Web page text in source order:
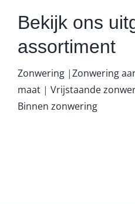
Bekijk ons
assortiment
Zonwering |Zonwering
maat | Vrijstaande
Binnen zonwering